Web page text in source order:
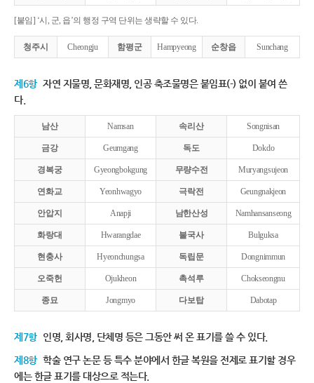
[붙임] ‘시, 군, 읍’의 행정 구역 단위는 생략할 수 있다.
청주시 Cheongju 함평군 Hampyeong 순창읍 Sunchang
제6항 자연 지물명, 문화재명, 인공 축조물명은 붙임표(-) 없이 붙여 쓴
다.
남산 Namsan 속리산 Songnisan
금강 Geumgang 독도 Dokdo
경복궁 Gyeongbokgung 무량수전 Muryangsujeon
연화교 Yeonhwagyo 극락전 Geungnakjeon
안압지 Anapji 남한산성 Namhansanseong
화랑대 Hwarangdae 불국사 Bulguksa
현충사 Hyeonchungsa 독립문 Dongnimmun
오죽헌 Ojukheon 촉석루 Chokseongnu
종묘 Jongmyo 다보탑 Dabotap
제7항 인명, 회사명, 단체명 등은 그동안 써 온 표기를 쓸 수 있다.
제8항 학술 연구 논문 등 특수 분야에서 한글 복원을 전제로 표기할 경우
에는 한글 표기를 대상으로 적는다.